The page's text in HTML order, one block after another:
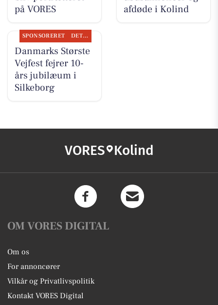
på VORES
afdøde i Kolind
SPONSORERET DET SKER
Danmarks Største
Vejfest fejrer 10-
års jubilæum i
Silkeborg
VORES Kolind
OM VORES DIGITAL
Om os
For annoncører
Vilkår og Privatlivspolitik
Kontakt VORES Digital